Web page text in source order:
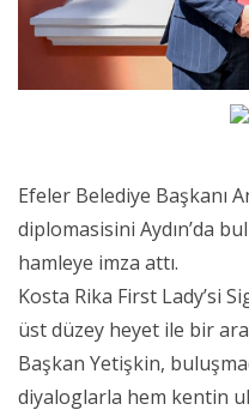
Efeler Belediye Başkanı
diplomasisini Aydın’da
hamleye imza attı.
Kosta Rika First Lady’si
üst düzey heyet ile bir
Başkan Yetişkin,
diyaloglarla hem kentin